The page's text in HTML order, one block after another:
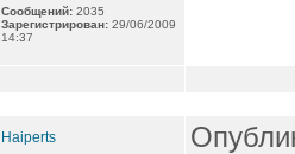
Сообщений: 2035
Зарегистрирован: 29/06/2009
14:37
Haiperts